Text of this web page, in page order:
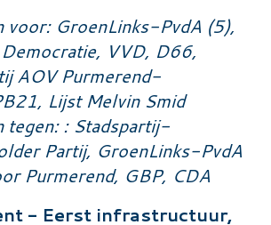
voor: GroenLinks-PvdA (5),
VVD, D66,
AOV Purmerend-
Lijst Melvin Smid
tegen: : Stadspartij-
Partij, GroenLinks-PvdA
Purmerend, GBP, CDA
- Eerst infrastructuur,